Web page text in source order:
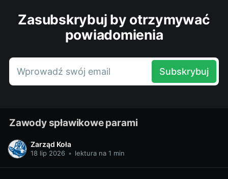
Zasubskrybuj by otrzymywać
powiadomienia
Wprowadź swój email Subskrybuj
Zawody spławikowe parami
Zarząd Koła
18 lip 2026 • lektura na 1 min